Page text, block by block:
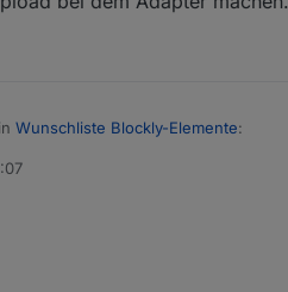
Wunschliste Blockly-Elemente: